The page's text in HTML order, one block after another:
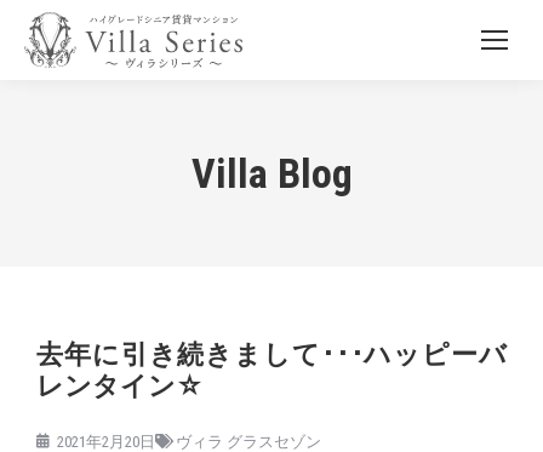
Villa Blog
去年に引き続きまして･･･ハッピーバ
レンタイン☆
2021年2月20日 ヴィラ グラスセゾン